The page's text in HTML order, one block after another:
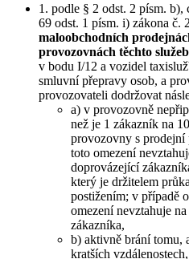
1. podle § 2 odst. 2 písm. b),
69 odst. 1 písm. i) zákona č.
maloobchodních
provozovnách těchto služeb
v bodu I/12 a vozidel
smluvní přepravy osob, a
provozovateli dodržovat
a) v provozovně
než je 1 zákazník na
provozovny s prodejní
toto omezení
doprovázející
který je držitelem
postižením; v případě
omezení nevztahuje
zákazníka,
b) aktivně brání tomu,
kratších